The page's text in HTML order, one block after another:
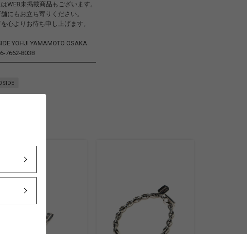
WEB未掲載商品もございます。
にもお立ち寄りください。
心よりお待ち申し上げます。
YOHJI YAMAMOTO OSAKA
7662-8038